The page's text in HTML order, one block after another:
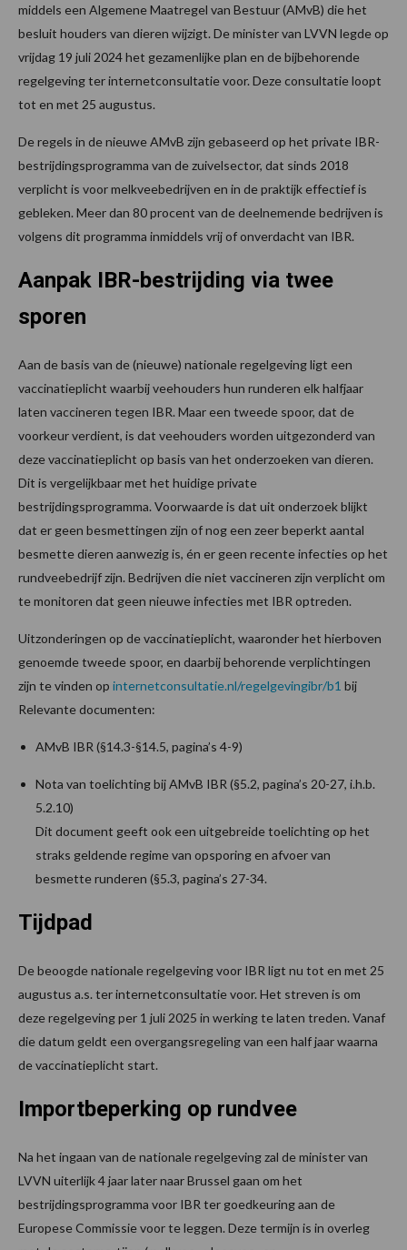
middels een Algemene Maatregel van Bestuur (AMvB) die het
besluit houders van dieren wijzigt. De minister van LVVN legde op
vrijdag 19 juli 2024 het gezamenlijke plan en de bijbehorende
regelgeving ter internetconsultatie voor. Deze consultatie loopt
tot en met 25 augustus.
De regels in de nieuwe AMvB zijn gebaseerd op het private IBR-
bestrijdingsprogramma van de zuivelsector, dat sinds 2018
verplicht is voor melkveebedrijven en in de praktijk effectief is
gebleken. Meer dan 80 procent van de deelnemende bedrijven is
volgens dit programma inmiddels vrij of onverdacht van IBR.
Aanpak IBR-bestrijding via twee
sporen
Aan de basis van de (nieuwe) nationale regelgeving ligt een
vaccinatieplicht waarbij veehouders hun runderen elk halfjaar
laten vaccineren tegen IBR. Maar een tweede spoor, dat de
voorkeur verdient, is dat veehouders worden uitgezonderd van
deze vaccinatieplicht op basis van het onderzoeken van dieren.
Dit is vergelijkbaar met het huidige private
bestrijdingsprogramma. Voorwaarde is dat uit onderzoek blijkt
dat er geen besmettingen zijn of nog een zeer beperkt aantal
besmette dieren aanwezig is, én er geen recente infecties op het
rundveebedrijf zijn. Bedrijven die niet vaccineren zijn verplicht om
te monitoren dat geen nieuwe infecties met IBR optreden.
Uitzonderingen op de vaccinatieplicht, waaronder het hierboven
genoemde tweede spoor, en daarbij behorende verplichtingen
zijn te vinden op internetconsultatie.nl/regelgevingibr/b1 bij
Relevante documenten:
AMvB IBR (§14.3-§14.5, pagina’s 4-9)
Nota van toelichting bij AMvB IBR (§5.2, pagina’s 20-27, i.h.b.
5.2.10)
Dit document geeft ook een uitgebreide toelichting op het
straks geldende regime van opsporing en afvoer van
besmette runderen (§5.3, pagina’s 27-34.
Tijdpad
De beoogde nationale regelgeving voor IBR ligt nu tot en met 25
augustus a.s. ter internetconsultatie voor. Het streven is om
deze regelgeving per 1 juli 2025 in werking te laten treden. Vanaf
die datum geldt een overgangsregeling van een half jaar waarna
de vaccinatieplicht start.
Importbeperking op rundvee
Na het ingaan van de nationale regelgeving zal de minister van
LVVN uiterlijk 4 jaar later naar Brussel gaan om het
bestrijdingsprogramma voor IBR ter goedkeuring aan de
Europese Commissie voor te leggen. Deze termijn is in overleg